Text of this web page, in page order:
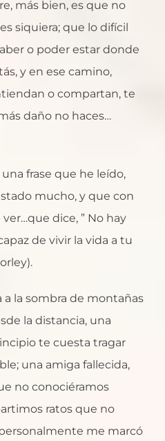
más bien, es que no
siquiera; que lo difícil
o poder estar donde
y en ese camino,
o compartan, te
daño no haces…
frase que he leído,
mucho, y que con
dice, ” No hay
de vivir la vida a tu
a la sombra de montañas
la distancia, una
te cuesta tragar
una amiga fallecida,
no conociéramos
ratos que no
me marcó